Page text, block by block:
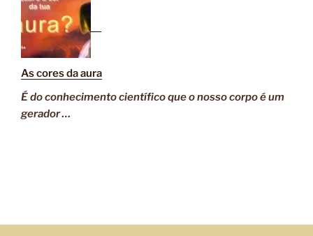
As cores da aura
É do conhecimento científico que o nosso corpo é um
gerador …